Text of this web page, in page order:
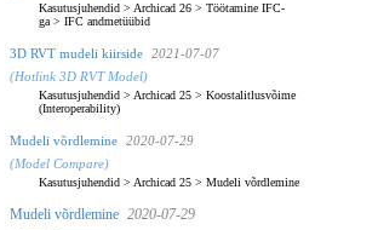
Kasutusjuhendid > Archicad 26 > Töötamine IFC-
ga > IFC andmetüübid
3D RVT mudeli kiirside
2021-07-07
(Hotlink 3D RVT Model)
Kasutusjuhendid > Archicad 25 > Koostalitlusvõime
(Interoperability)
Mudeli võrdlemine
2020-07-29
(Model Compare)
Kasutusjuhendid > Archicad 25 > Mudeli võrdlemine
Mudeli võrdlemine 2020-07-29